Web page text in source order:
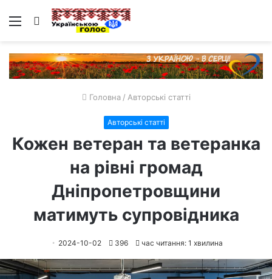
Меню Пошук
Головна / Авторські статті
Авторські статті
Кожен ветеран та ветеранка
на рівні громад
Дніпропетровщини
матимуть супровідника
2024-10-02 396 час читання: 1 хвилина